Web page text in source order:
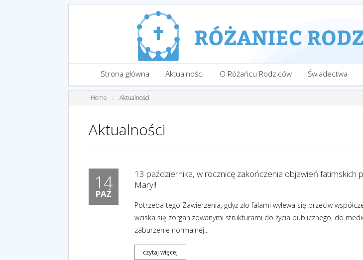
Strona główna Aktualności O Różańcu Rodziców Świadectwa
Home Aktualności
Aktualności
14
PAŹ
13 października, w rocznicę zakończenia objawień fatimskich
Maryi!
Potrzeba tego Zawierzenia, gdyż zło falami wylewa się przeciw
wciska się zorganizowanymi strukturami do życia publicznego, do
zaburzenie normalnej...
czytaj więcej